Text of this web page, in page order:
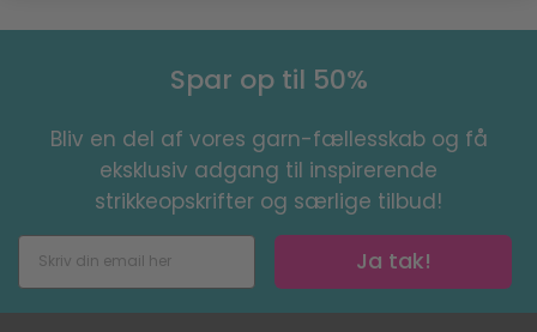
Spar op til 50%
Bliv en del af vores garn-fællesskab og få
eksklusiv adgang til inspirerende
strikkeopskrifter og særlige tilbud!
Ja tak!